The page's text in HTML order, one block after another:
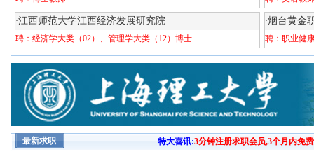
·江西师范大学江西经济发展研究院
聘： 经济学大类（02）、管理学大类（12）博士...
·烟台黄金
聘： 职业健
最新求职 特大喜讯:3分钟注册求职会员,3个月内免